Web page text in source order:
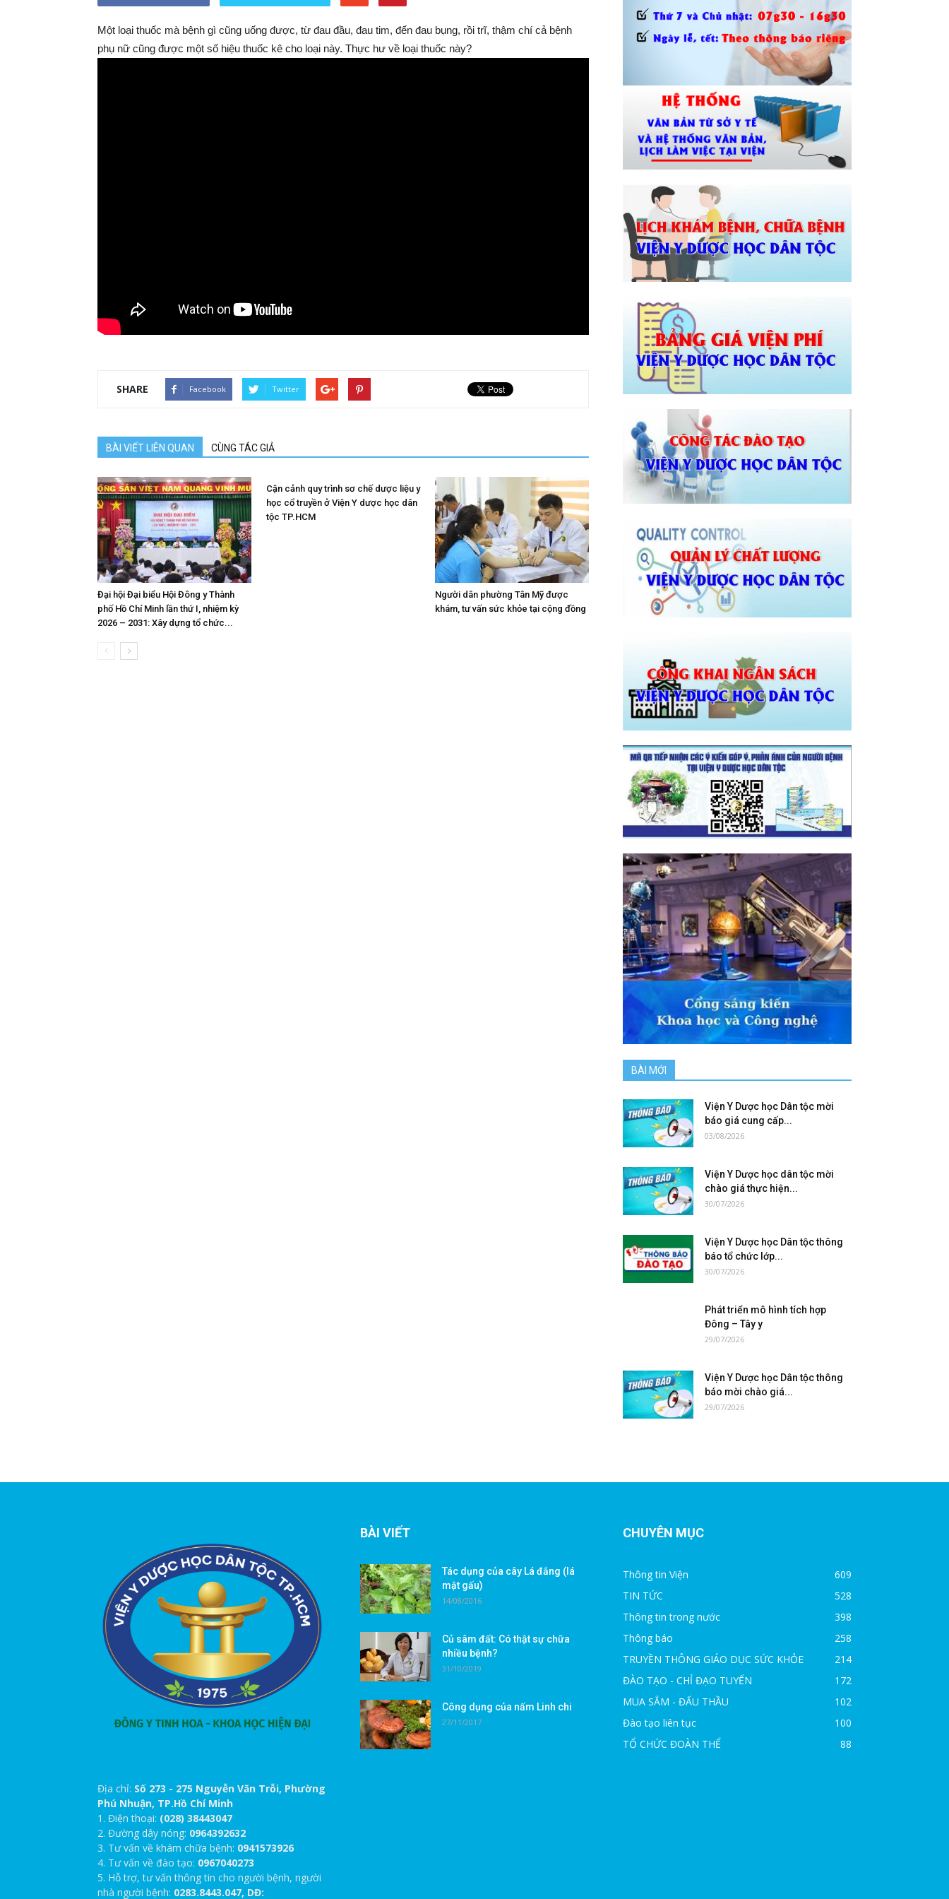
Một loại thuốc mà bệnh gì cũng uống được, từ đau đầu, đau tim, đến đau bụng, rồi trĩ, thậm chí cả bệnh
phụ nữ cũng được một số hiệu thuốc kê cho loại này. Thực hư về loại thuốc này?
SHARE Facebook Twitter
BÀI VIẾT LIÊN QUAN CÙNG TÁC GIẢ
Đại hội Đại biểu Hội Đông y Thành
phố Hồ Chí Minh lần thứ I, nhiệm kỳ
2026 – 2031: Xây dựng tổ chức...
Cận cảnh quy trình sơ chế dược liệu y
học cổ truyền ở Viện Y dược học dân
tộc TP.HCM
Người dân phường Tân Mỹ được
khám, tư vấn sức khỏe tại cộng đồng
BÀI MỚI
Viện Y Dược học Dân tộc mời
báo giá cung cấp...
03/08/2026
Viện Y Dược học dân tộc mời
chào giá thực hiện...
30/07/2026
Viện Y Dược học Dân tộc thông
báo tổ chức lớp...
30/07/2026
Phát triển mô hình tích hợp
Đông – Tây y
29/07/2026
Viện Y Dược học Dân tộc thông
báo mời chào giá...
29/07/2026
Địa chỉ: Số 273 - 275 Nguyễn Văn Trỗi, Phường
Phú Nhuận, TP.Hồ Chí Minh
1. Điện thoại: (028) 38443047
2. Đường dây nóng: 0964392632
3. Tư vấn về khám chữa bệnh: 0941573926
4. Tư vấn về đào tạo: 0967040273
5. Hỗ trợ, tư vấn thông tin cho người bệnh, người
nhà người bệnh: 0283.8443.047, DĐ:
BÀI VIẾT
Tác dụng của cây Lá đắng (lá
mật gấu)
14/08/2016
Củ sâm đất: Có thật sự chữa
nhiều bệnh?
31/10/2019
Công dụng của nấm Linh chi
27/11/2017
CHUYÊN MỤC
Thông tin Viện
609
TIN TỨC
528
Thông tin trong nước
398
Thông báo
258
TRUYỀN THÔNG GIÁO DỤC SỨC KHỎE
214
ĐÀO TẠO - CHỈ ĐẠO TUYẾN
172
MUA SẮM - ĐẤU THẦU
102
Đào tạo liên tục
100
TỔ CHỨC ĐOÀN THỂ
88